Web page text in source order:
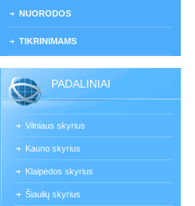
NUORODOS
TIKRINIMAMS
PADALINIAI
Vilniaus skyrius
Kauno skyrius
Klaipėdos skyrius
Šiaulių skyrius